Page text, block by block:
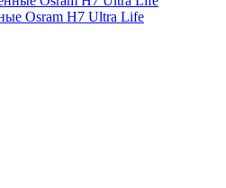
Osram H7 Ultra Life